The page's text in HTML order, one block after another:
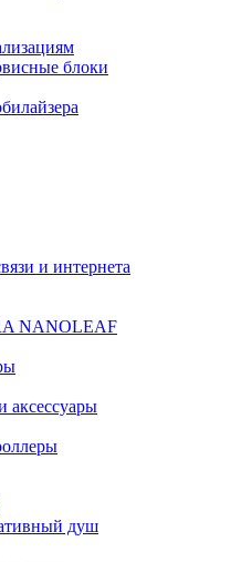
блоки
и интернета
NANOLEAF
аксессуары
душ